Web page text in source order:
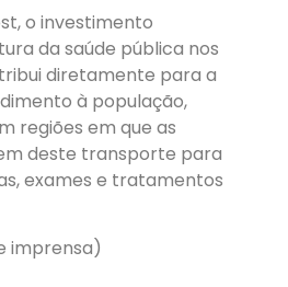
o investimento
da saúde pública nos
diretamente para a
à população,
regiões em que as
deste transporte para
exames e tratamentos
imprensa)